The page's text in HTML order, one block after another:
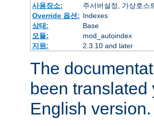
사용장소:
주서버설정, 가상호스
Override 옵션: Indexes
상태:
Base
모듈:
mod_autoindex
지원:
2.3.10 and later
The
been
English version.